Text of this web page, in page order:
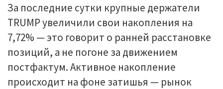
За последние сутки крупные держатели
TRUMP увеличили свои накопления на
7,72% — это говорит о ранней расстановке
позиций, а не погоне за движением
постфактум. Активное накопление
происходит на фоне затишья — рынок